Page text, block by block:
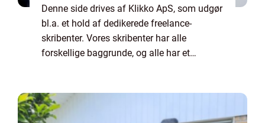
Denne side drives af Klikko ApS, som udgør
bl.a. et hold af dedikerede freelance-
skribenter. Vores skribenter har alle
forskellige baggrunde, og alle har et
bl...